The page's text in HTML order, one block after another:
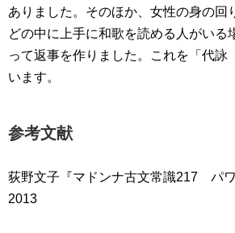
ありました。そのほか、女性の身の回
どの中に上手に和歌を読める人がいる
って返事を作りました。これを「代詠
います。
参考文献
荻野文子『マドンナ古文常識217 パ
2013